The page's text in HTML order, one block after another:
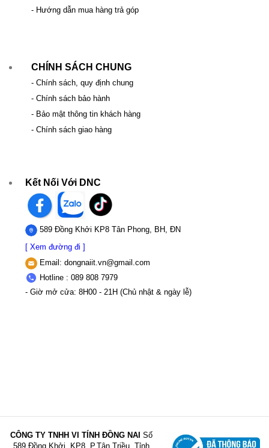
- Hướng dẫn mua hàng trả góp
CHÍNH SÁCH CHUNG
- Chính sách, quy định chung
- Chính sách bảo hành
- Bảo mật thông tin khách hàng
- Chính sách giao hàng
Kết Nối Với DNC
589 Đồng Khởi KP8 Tân Phong, BH, ĐN
[ Xem đường đi ]
Email: dongnaiit.vn@gmail.com
Hotline : 089 808 7979
- Giờ mở cửa: 8H00 - 21H (Chủ nhật & ngày lễ)
CÔNG TY TNHH VI TÍNH ĐỒNG NAI Số
589,Đồng Khởi, KP8, P.Tân Triều, Tỉnh